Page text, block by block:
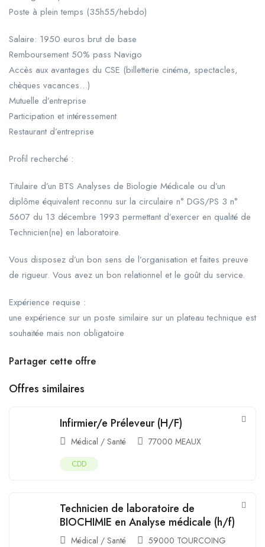
Poste à plein temps (35h55/hebdo)
Salaire: 1950 euros brut de base
Remboursement 50% pass Navigo
Accès aux avantages du CSE (billetterie cinéma, spectacles,
chèques vacances…)
Mutuelle d’entreprise
Participation et intéressement
Restaurant d’entreprise
Profil recherché :
Titulaire d’un BTS Analyses de Biologie Médicale ou d’un
diplôme équivalent reconnu sur la circulaire n° DGS/PS 3 n°
5607 du 13 décembre 1993 permettant d’exercer en qualité de
Technicien(ne) en laboratoire.
Vous disposez d’un bon sens de l’organisation et faites preuve
de rigueur. Vous avez un bon relationnel et le goût du service.
Expérience requise :
une expérience sur un poste similaire sur un plateau technique est
souhaitée mais non obligatoire
Partager cette offre
Offres similaires
Infirmier/e Préleveur (H/F)
Médical / Santé 77000 MEAUX
CDD
Technicien de laboratoire de
BIOCHIMIE en Analyse médicale (h/f)
Médical / Santé 59000 TOURCOING